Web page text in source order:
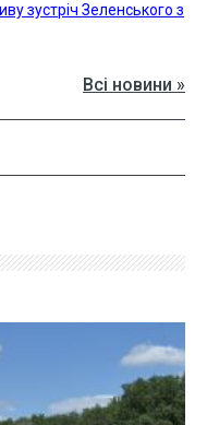
зустріч Зеленського з
Всі новини »